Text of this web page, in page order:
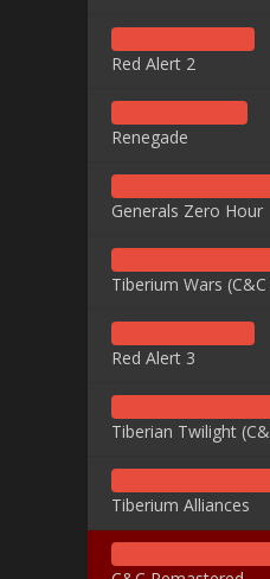
Red Alert 2
Renegade
Generals Zero Hour
Tiberium Wars (C&C
Red Alert 3
Tiberian Twilight
Tiberium Alliances